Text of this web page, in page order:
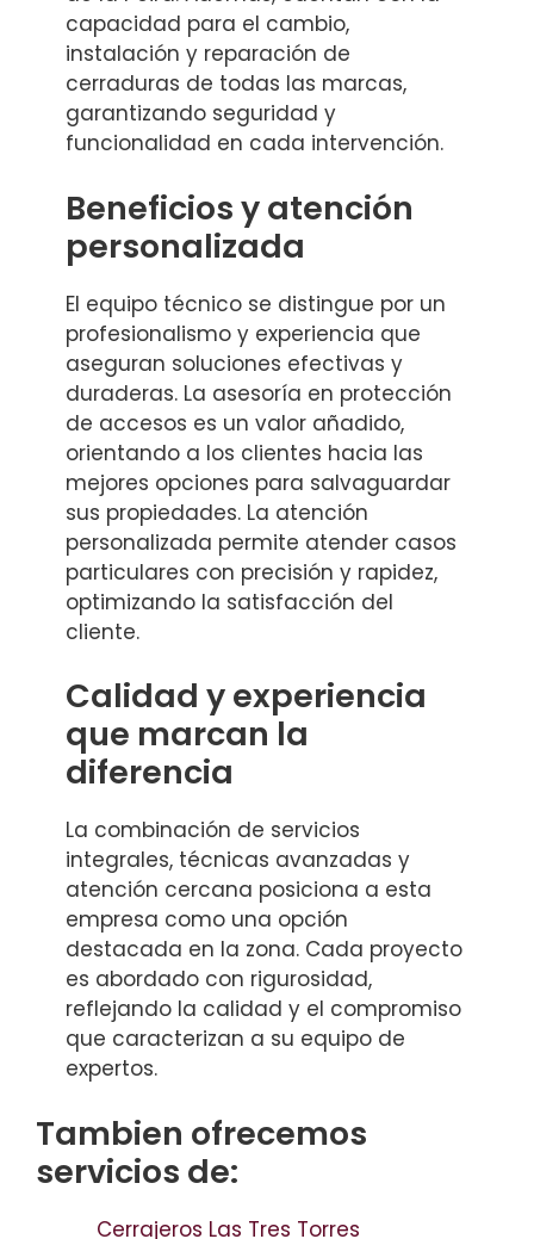
capacidad para el cambio,
instalación y reparación de
cerraduras de todas las marcas,
garantizando seguridad y
funcionalidad en cada intervención.
Beneficios y atención
personalizada
El equipo técnico se distingue por un
profesionalismo y experiencia que
aseguran soluciones efectivas y
duraderas. La asesoría en protección
de accesos es un valor añadido,
orientando a los clientes hacia las
mejores opciones para salvaguardar
sus propiedades. La atención
personalizada permite atender casos
particulares con precisión y rapidez,
optimizando la satisfacción del
cliente.
Calidad y experiencia
que marcan la
diferencia
La combinación de servicios
integrales, técnicas avanzadas y
atención cercana posiciona a esta
empresa como una opción
destacada en la zona. Cada proyecto
es abordado con rigurosidad,
reflejando la calidad y el compromiso
que caracterizan a su equipo de
expertos.
Tambien ofrecemos
servicios de:
Cerrajeros Las Tres Torres